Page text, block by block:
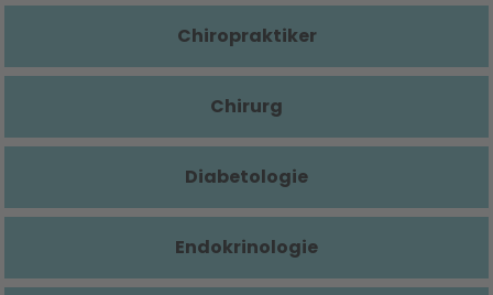
Chiropraktiker
Chirurg
Diabetologie
Endokrinologie